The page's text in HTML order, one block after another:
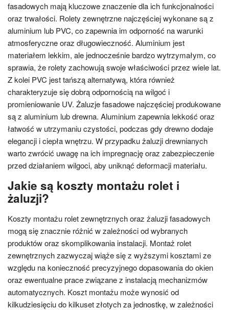
fasadowych mają kluczowe znaczenie dla ich funkcjonalności
oraz trwałości. Rolety zewnętrzne najczęściej wykonane są z
aluminium lub PVC, co zapewnia im odporność na warunki
atmosferyczne oraz długowieczność. Aluminium jest
materiałem lekkim, ale jednocześnie bardzo wytrzymałym, co
sprawia, że rolety zachowują swoje właściwości przez wiele lat.
Z kolei PVC jest tańszą alternatywą, która również
charakteryzuje się dobrą odpornością na wilgoć i
promieniowanie UV. Żaluzje fasadowe najczęściej produkowane
są z aluminium lub drewna. Aluminium zapewnia lekkość oraz
łatwość w utrzymaniu czystości, podczas gdy drewno dodaje
elegancji i ciepła wnętrzu. W przypadku żaluzji drewnianych
warto zwrócić uwagę na ich impregnację oraz zabezpieczenie
przed działaniem wilgoci, aby uniknąć deformacji materiału.
Jakie są koszty montażu rolet i
żaluzji?
Koszty montażu rolet zewnętrznych oraz żaluzji fasadowych
mogą się znacznie różnić w zależności od wybranych
produktów oraz skomplikowania instalacji. Montaż rolet
zewnętrznych zazwyczaj wiąże się z wyższymi kosztami ze
względu na konieczność precyzyjnego dopasowania do okien
oraz ewentualne prace związane z instalacją mechanizmów
automatycznych. Koszt montażu może wynosić od
kilkudziesięciu do kilkuset złotych za jednostkę, w zależności